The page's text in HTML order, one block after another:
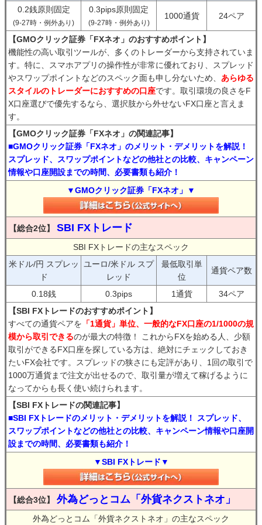
0.2銭原則固定
(9-27時・例外あり)
0.3pips原則固定
(9-27時・例外あり)
1000通貨 24ペア
【GMOクリック証券「FXネオ」のおすすめポイント】
機能性の高い取引ツールが、多くのトレーダーから支持されていま
す。特に、スマホアプリの操作性が非常に優れており、スプレッド
やスワップポイントなどのスペック面も申し分ないため、 あらゆる
スタイルのトレーダーにおすすめの口座です。取引環境の良さをF
X口座選びで優先するなら、選択肢から外せないFX口座と言えま
す。
【GMOクリック証券「FXネオ」の関連記事】
■GMOクリック証券「FXネオ」のメリット・デメリットを解説！
スプレッド、スワップポイントなどの他社との比較、キャンペーン
情報や口座開設までの時間、必要書類も紹介！
▼GMOクリック証券「FXネオ」▼
【総合2位】 SBI FXトレード
SBI FXトレードの主なスペック
米ドル/円 スプレッ
ド
ユーロ/米ドル スプ
レッド
最低取引単
位
通貨ペア数
0.18銭 0.3pips 1通貨
34ペア
【SBI FXトレードのおすすめポイント】
すべての通貨ペアを 「1通貨」単位、一般的なFX口座の1/1000の規
模から取引できるのが最大の特徴！ これからFXを始める人、少額
取引ができるFX口座を探している方は、絶対にチェックしておき
たいFX会社です。スプレッドの狭さにも定評があり、1回の取引で
1000万通貨まで注文が出せるので、取引量が増えて稼げるように
なってからも長く使い続けられます。
【SBI FXトレードの関連記事】
■SBI FXトレードのメリット・デメリットを解説！ スプレッド、
スワップポイントなどの他社との比較、キャンペーン情報や口座開
設までの時間、必要書類も紹介！
▼SBI FXトレード▼
【総合3位】 外為どっとコム「外貨ネクストネオ」
外為どっとコム「外貨ネクストネオ」の主なスペック